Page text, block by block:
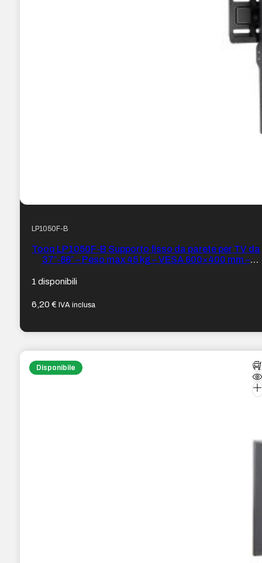
LP1050F-B
Tooq LP1050F-B Supporto fisso da parete per TV da
37″-86″ – Peso max 45 kg – VESA 600×400 mm –
1 disponibili
6,20€ IVA inclusa
Disponibile